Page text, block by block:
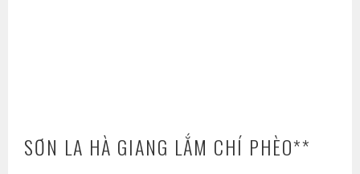
SƠN LA HÀ GIANG LẮM CHÍ PHÈO**